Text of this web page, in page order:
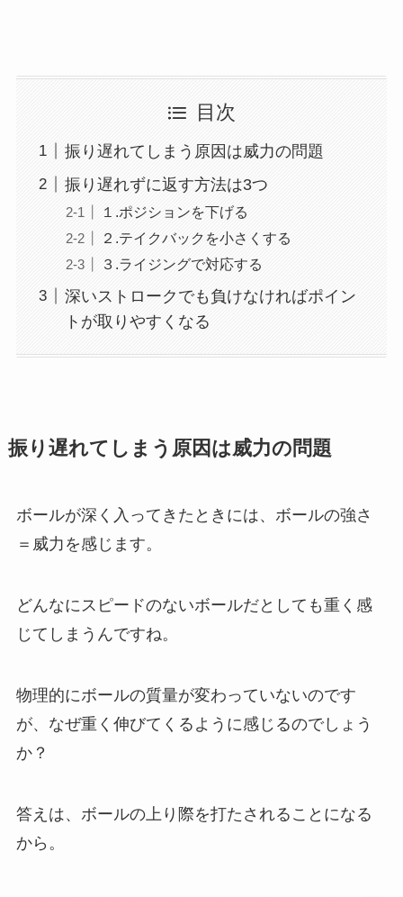
目次
振り遅れてしまう原因は威力の問題
振り遅れずに返す方法は3つ
１.ポジションを下げる
２.テイクバックを小さくする
３.ライジングで対応する
深いストロークでも負けなければポイン
トが取りやすくなる
振り遅れてしまう原因は威力の問題
ボールが深く入ってきたときには、ボールの強さ
＝威力を感じます。
どんなにスピードのないボールだとしても重く感
じてしまうんですね。
物理的にボールの質量が変わっていないのです
が、なぜ重く伸びてくるように感じるのでしょう
か？
答えは、ボールの上り際を打たされることになる
から。